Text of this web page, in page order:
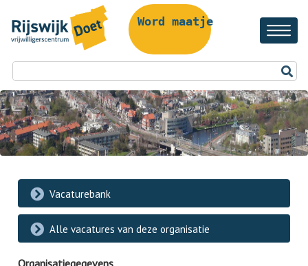
Word maatje!
Vacaturebank
Alle vacatures van deze organisatie